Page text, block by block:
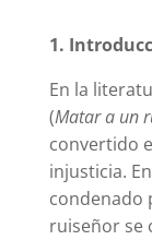
1.
En la
(Matar a un
convertido
injusticia.
condenado
ruiseñor se